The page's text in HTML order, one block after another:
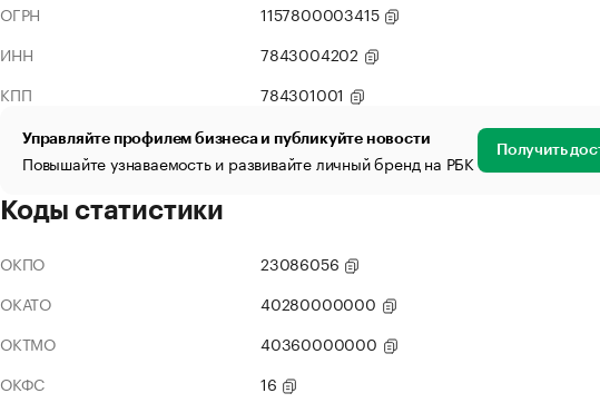
ОГРН
1157800003415
ИНН
7843004202
КПП
784301001
Управляйте профилем бизнеса и публикуйте новости
Повышайте узнаваемость и развивайте личный бренд на РБК Получить
Коды статистики
ОКПО
23086056
ОКАТО
40280000000
ОКТМО
40360000000
ОКФС
16